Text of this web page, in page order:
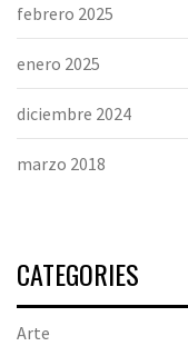
febrero 2025
enero 2025
diciembre 2024
marzo 2018
CATEGORIES
Arte